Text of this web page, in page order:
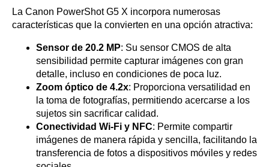
La Canon PowerShot G5 X incorpora numerosas
características que la convierten en una opción atractiva:
Sensor de 20.2 MP: Su sensor CMOS de alta
sensibilidad permite capturar imágenes con gran
detalle, incluso en condiciones de poca luz.
Zoom óptico de 4.2x: Proporciona versatilidad en
la toma de fotografías, permitiendo acercarse a los
sujetos sin sacrificar calidad.
Conectividad Wi-Fi y NFC: Permite compartir
imágenes de manera rápida y sencilla, facilitando la
transferencia de fotos a dispositivos móviles y redes